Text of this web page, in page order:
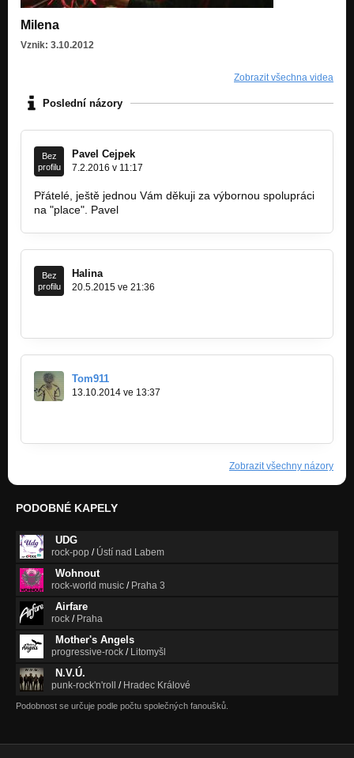
Milena
Vznik: 3.10.2012
Zobrazit všechna videa
Poslední názory
Bez
profilu
Pavel Cejpek
7.2.2016 v 11:17
Přátelé, ještě jednou Vám děkuji za výbornou spolupráci
na "place". Pavel
Bez
profilu
Halina
20.5.2015 ve 21:36
Tom911
13.10.2014 ve 13:37
Zobrazit všechny názory
PODOBNÉ KAPELY
UDG
rock-pop / Ústí nad Labem
Wohnout
rock-world music / Praha 3
Airfare
rock / Praha
Mother's Angels
progressive-rock / Litomyšl
N.V.Ú.
punk-rock'n'roll / Hradec Králové
Podobnost se určuje podle počtu společných fanoušků.